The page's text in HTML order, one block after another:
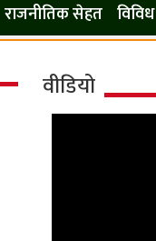
राजनीतिक सेहत विविध
वीडियो